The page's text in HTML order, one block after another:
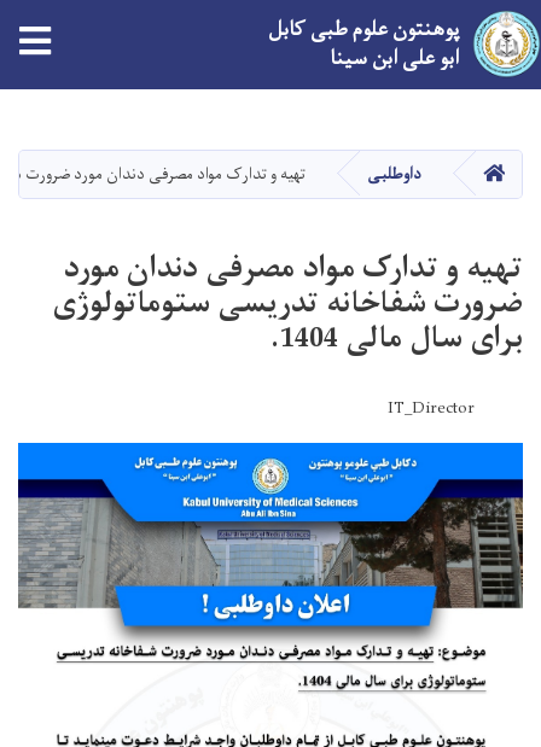
main
content
پوهنتون علوم طبی کابل
ابو علی ابن سینا
صفحه اصلیداوطلبی تهیه و تدارک مواد مصرفی دندان مورد ضرورت
تهیه و تدارک مواد مصرفی دندان مورد
ضرورت شفاخانه تدریسی ستوماتولوژی
برای سال مالی 1404.
IT_Director